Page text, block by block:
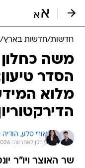
חדשות/חדשות בארץ/
משה
הסדר
מלוא
אורי סלע, הודיה
עודכן לאחרונה: 31.5.2026 / 7:25
שר האוצר ויו"ר